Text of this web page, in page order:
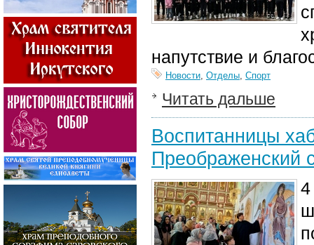
напутствие и
Новости, Отделы, Спорт
Читать дальше
Воспитанницы
Преображенский
4